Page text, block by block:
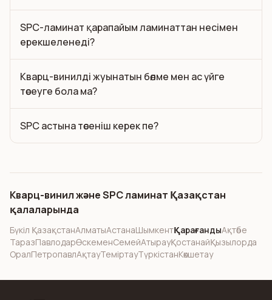
SPC-ламинат қарапайым ламинаттан несімен
ерекшеленеді?
Кварц-винилді жуынатын бөлме мен ас үйге
төсеуге бола ма?
SPC астына төсеніш керек пе?
Кварц-винил және SPC ламинат Қазақстан
қалаларында
Бүкіл ҚазақстанАлматыАстанаШымкентҚарағандыАқтөбе
ТаразПавлодарӨскеменСемейАтырауҚостанайҚызылорда
ОралПетропавлАқтауТеміртауТүркістанКөкшетау